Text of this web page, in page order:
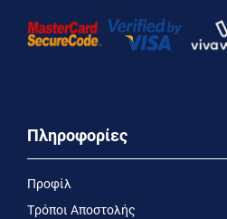
Πληροφορίες
Προφίλ
Τρόποι Αποστολής